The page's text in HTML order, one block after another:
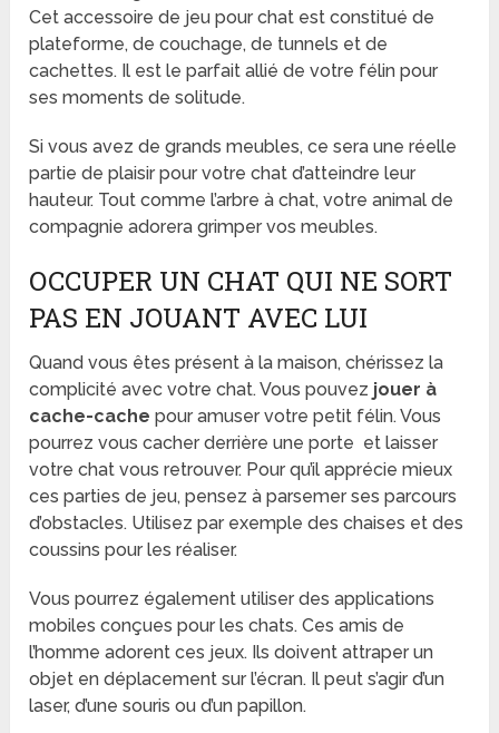
Cet accessoire de jeu pour chat est constitué de
plateforme, de couchage, de tunnels et de
cachettes. Il est le parfait allié de votre félin pour
ses moments de solitude.
Si vous avez de grands meubles, ce sera une réelle
partie de plaisir pour votre chat d’atteindre leur
hauteur. Tout comme l’arbre à chat, votre animal de
compagnie adorera grimper vos meubles.
OCCUPER UN CHAT QUI NE SORT
PAS EN JOUANT AVEC LUI
Quand vous êtes présent à la maison, chérissez la
complicité avec votre chat. Vous pouvez jouer à
cache-cache pour amuser votre petit félin. Vous
pourrez vous cacher derrière une porte et laisser
votre chat vous retrouver. Pour qu’il apprécie mieux
ces parties de jeu, pensez à parsemer ses parcours
d’obstacles. Utilisez par exemple des chaises et des
coussins pour les réaliser.
Vous pourrez également utiliser des applications
mobiles conçues pour les chats. Ces amis de
l’homme adorent ces jeux. Ils doivent attraper un
objet en déplacement sur l’écran. Il peut s’agir d’un
laser, d’une souris ou d’un papillon.